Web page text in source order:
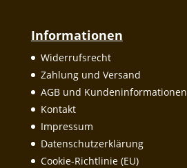
Informationen
Widerrufsrecht
Zahlung und Versand
AGB und Kundeninformationen
Kontakt
Impressum
Datenschutzerklärung
Cookie-Richtlinie (EU)